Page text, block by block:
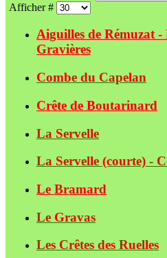
Afficher #
Aiguilles de Rémuzat -
Gravières
Combe du Capelan
Crête de Boutarinard
La Servelle
La Servelle (courte) -
Le Bramard
Le Gravas
Les Crêtes des Ruelles